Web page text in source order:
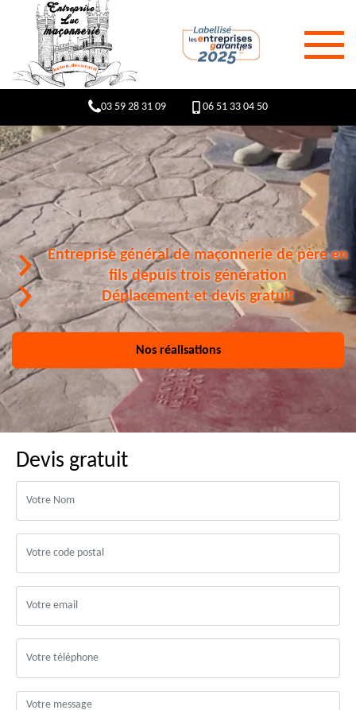
03 59 28 31 09 06 51 33 04 50
Entreprise général de maçonnerie de père en
fils depuis trois génération
Déplacement et devis gratuit
Nos réalisations
Devis gratuit